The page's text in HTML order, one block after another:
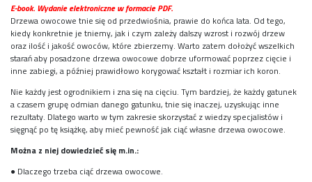
E-book. Wydanie elektroniczne w formacie PDF.
Drzewa owocowe tnie się od przedwiośnia, prawie do końca lata. Od tego,
kiedy konkretnie je tniemy, jak i czym zależy dalszy wzrost i rozwój drzew
oraz ilość i jakość owoców, które zbierzemy. Warto zatem dołożyć wszelkich
starań aby posadzone drzewa owocowe dobrze uformować poprzez cięcie i
inne zabiegi, a później prawidłowo korygować kształt i rozmiar ich koron.
Nie każdy jest ogrodnikiem i zna się na cięciu. Tym bardziej, że każdy gatunek
a czasem grupę odmian danego gatunku, tnie się inaczej, uzyskując inne
rezultaty. Dlatego warto w tym zakresie skorzystać z wiedzy specjalistów i
sięgnąć po tę książkę, aby mieć pewność jak ciąć własne drzewa owocowe.
Można z niej dowiedzieć się m.in.:
● Dlaczego trzeba ciąć drzewa owocowe.